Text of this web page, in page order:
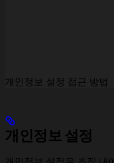
개인정보 설정 접근 방법
개인정보 설정